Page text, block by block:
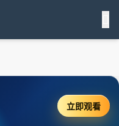
立即观看